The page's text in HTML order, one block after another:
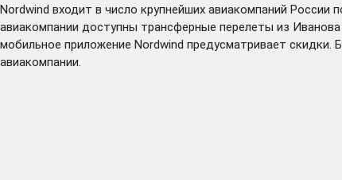
Nordwind входит в число крупнейших авиакомпаний
авиакомпании доступны трансферные перелеты из
мобильное приложение Nordwind предусматривает
авиакомпании.